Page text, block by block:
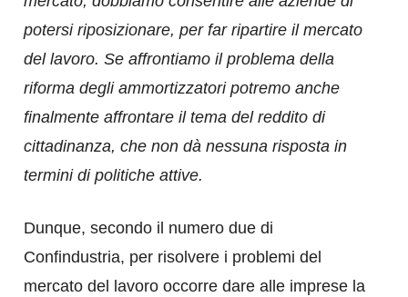
potersi riposizionare, per far ripartire il mercato
del lavoro. Se affrontiamo il problema della
riforma degli ammortizzatori potremo anche
finalmente affrontare il tema del reddito di
cittadinanza, che non dà nessuna risposta in
termini di politiche attive.
Dunque, secondo il numero due di
Confindustria, per risolvere i problemi del
mercato del lavoro occorre dare alle imprese la